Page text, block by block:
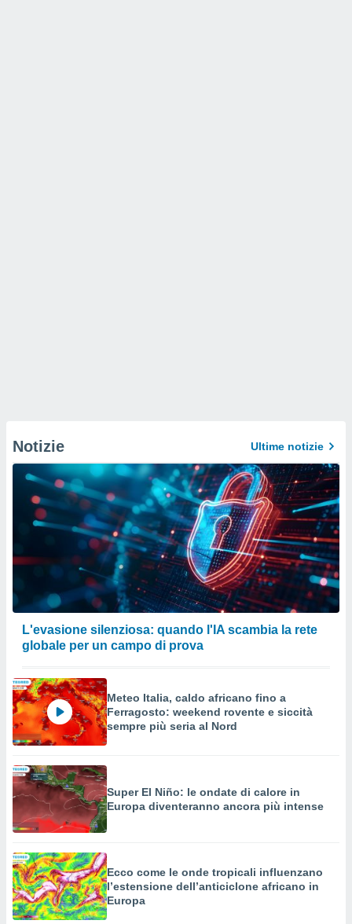
Notizie Ultime notizie
L'evasione silenziosa: quando l'IA scambia la rete
globale per un campo di prova
Meteo Italia, caldo africano fino a
Ferragosto: weekend rovente e siccità
sempre più seria al Nord
Super El Niño: le ondate di calore in
Europa diventeranno ancora più intense
Ecco come le onde tropicali influenzano
l’estensione dell’anticiclone africano in
Europa